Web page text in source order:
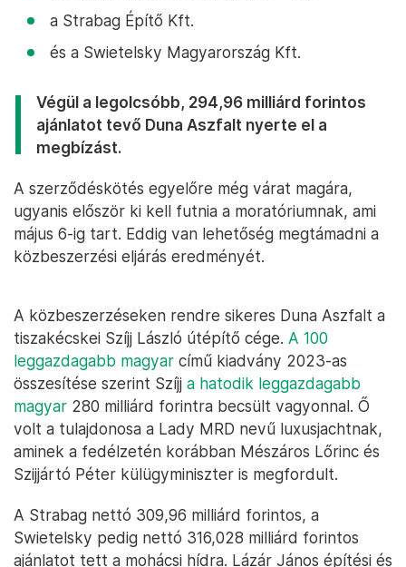
a Strabag Építő Kft.
és a Swietelsky Magyarország Kft.
Végül a legolcsóbb, 294,96 milliárd forintos
ajánlatot tevő Duna Aszfalt nyerte el a
megbízást.
A szerződéskötés egyelőre még várat magára,
ugyanis először ki kell futnia a moratóriumnak, ami
május 6-ig tart. Eddig van lehetőség megtámadni a
közbeszerzési eljárás eredményét.
A közbeszerzéseken rendre sikeres Duna Aszfalt a
tiszakécskei Szíjj László útépítő cége. A 100
leggazdagabb magyar című kiadvány 2023-as
összesítése szerint Szíjj a hatodik leggazdagabb
magyar 280 milliárd forintra becsült vagyonnal. Ő
volt a tulajdonosa a Lady MRD nevű luxusjachtnak,
aminek a fedélzetén korábban Mészáros Lőrinc és
Szijjártó Péter külügyminiszter is megfordult.
A Strabag nettó 309,96 milliárd forintos, a
Swietelsky pedig nettó 316,028 milliárd forintos
ajánlatot tett a mohácsi hídra. Lázár János építési és